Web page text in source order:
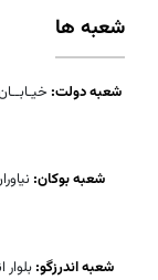
شعبه ها
شعبه دولت:
شعبه بوکان:
شعبه اندرزگو: بلوار